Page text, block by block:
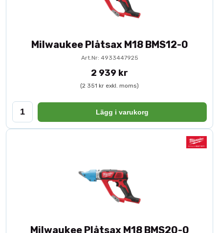
Milwaukee Plåtsax M18 BMS12-0
Art.Nr: 4933447925
2 939 kr
(2 351 kr exkl. moms)
Lägg i varukorg
Milwaukee Plåtsax M18 BMS20-0